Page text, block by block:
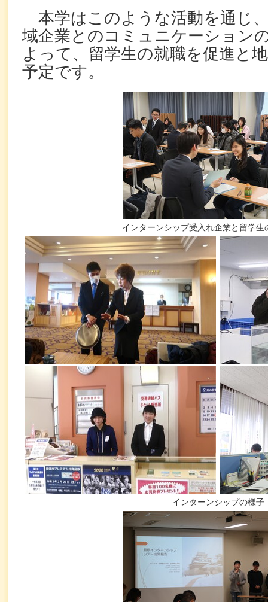
本学はこのような活動を通じ
域企業とのコミュニケーション
よって、留学生の就職を促進と
予定です。
インターンシップ受入れ企業と留学生
インターンシップの様子